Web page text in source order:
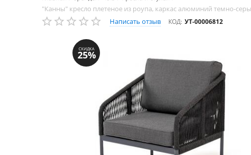
"Канны" кресло плетеное из роупа, каркас алюминий темно-
Написать отзыв КОД: УТ-00006812
СКИДКА
25%